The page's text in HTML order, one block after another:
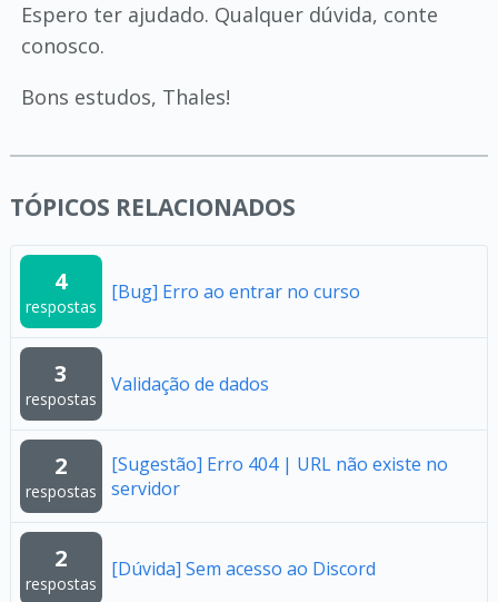
Espero ter ajudado. Qualquer dúvida, conte
conosco.
Bons estudos, Thales!
TÓPICOS RELACIONADOS
4
respostas
[Bug] Erro ao entrar no curso
3
respostas
Validação de dados
2
respostas
[Sugestão] Erro 404 | URL não existe no
servidor
2
respostas
[Dúvida] Sem acesso ao Discord